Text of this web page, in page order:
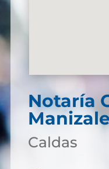
Notaría
Caldas